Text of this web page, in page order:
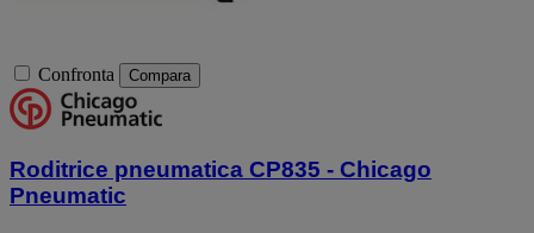
Confronta Compara
Roditrice pneumatica CP835 - Chicago
Pneumatic